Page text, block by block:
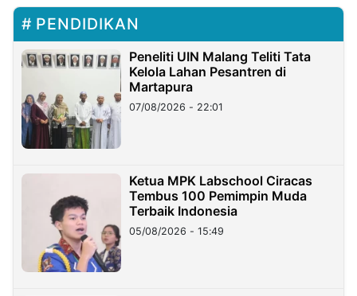
PENDIDIKAN
Peneliti UIN Malang Teliti Tata
Kelola Lahan Pesantren di
Martapura
07/08/2026 - 22:01
Ketua MPK Labschool Ciracas
Tembus 100 Pemimpin Muda
Terbaik Indonesia
05/08/2026 - 15:49